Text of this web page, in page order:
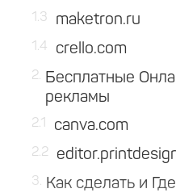
1.3 maketron.ru
1.4 crello.com
2
Бесплатные
рекламы
2.1 canva.com
2.2
3
Как сделать и